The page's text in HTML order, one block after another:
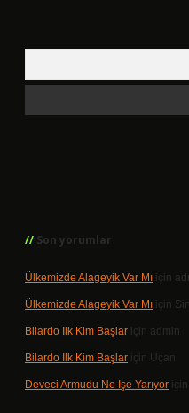
Son yorumlar
Ülkemizde Alageyik Var Mı için
Ülkemizde Alageyik Var Mı için
Bilardo Ilk Kim Başlar için admin
Bilardo Ilk Kim Başlar için Uçan
Deveci Armudu Ne Işe Yarıyor için